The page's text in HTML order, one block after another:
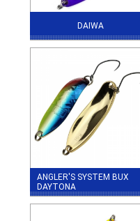
DAIWA
ANGLER'S SYSTEM BUX
DAYTONA